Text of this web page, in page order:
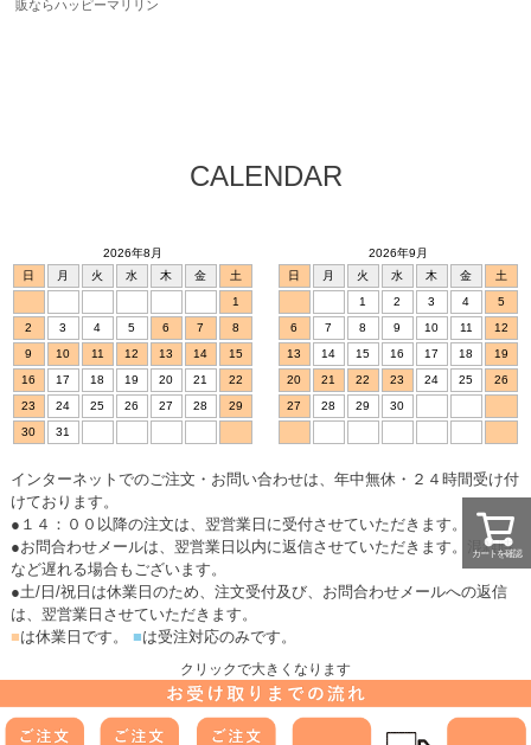
カートを確認
販ならハッピーマリリン
CALENDAR
2026年8月
日
月 火 水 木 金
土
1
2
3 4 5 6 7
8
9
10 11 12 13 14
15
16
17 18 19 20 21
22
23
24 25 26 27 28
29
30
31
2026年9月
日
月 火 水 木 金
土
1
2 3 4
5
6
7 8 9 10 11
12
13
14 15 16 17 18
19
20
21 22 23 24 25
26
27
28 29 30
インターネットでのご注文・お問い合わせは、年中無休・２４時間受け付
けております。
●１４：００以降の注文は、翌営業日に受付させていただきます。
●お問合わせメールは、翌営業日以内に返信させていただきます。混雑時
など遅れる場合もございます。
●土/日/祝日は休業日のため、注文受付及び、お問合わせメールへの返信
は、翌営業日させていただきます。
■は休業日です。 ■は受注対応のみです。
クリックで大きくなります